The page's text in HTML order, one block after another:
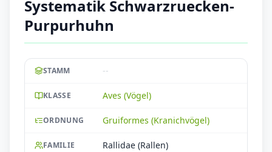
Systematik Schwarzruecken-
Purpurhuhn
STAMM --
KLASSE Aves (Vögel)
ORDNUNG Gruiformes (Kranichvögel)
FAMILIE Rallidae (Rallen)